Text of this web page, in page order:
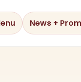
News +